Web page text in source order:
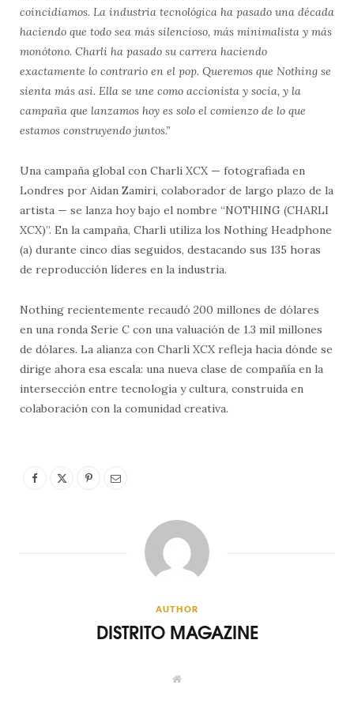
coincidíamos. La industria tecnológica ha pasado una década
haciendo que todo sea más silencioso, más minimalista y más
monótono. Charli ha pasado su carrera haciendo
exactamente lo contrario en el pop. Queremos que Nothing se
sienta más así. Ella se une como accionista y socia, y la
campaña que lanzamos hoy es solo el comienzo de lo que
estamos construyendo juntos.”
Una campaña global con Charli XCX — fotografiada en
Londres por Aidan Zamiri, colaborador de largo plazo de la
artista — se lanza hoy bajo el nombre “NOTHING (CHARLI
XCX)”. En la campaña, Charli utiliza los Nothing Headphone
(a) durante cinco días seguidos, destacando sus 135 horas
de reproducción líderes en la industria.
Nothing recientemente recaudó 200 millones de dólares
en una ronda Serie C con una valuación de 1.3 mil millones
de dólares. La alianza con Charli XCX refleja hacia dónde se
dirige ahora esa escala: una nueva clase de compañía en la
intersección entre tecnología y cultura, construida en
colaboración con la comunidad creativa.
AUTHOR
DISTRITO MAGAZINE
W